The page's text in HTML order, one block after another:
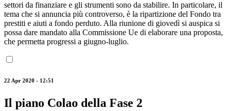
settori da finanziare e gli strumenti sono da stabilire. In particolare, il
tema che si annuncia più controverso, è la ripartizione del Fondo tra
prestiti e aiuti a fondo perduto. Alla riunione di giovedì si auspica si
possa dare mandato alla Commissione Ue di elaborare una proposta,
che permetta progressi a giugno-luglio.
22 Apr 2020 - 12:51
Il piano Colao della Fase 2